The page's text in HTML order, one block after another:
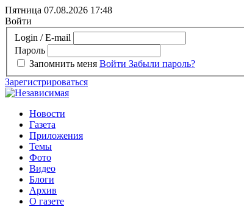
Пятница 07.08.2026 17:48
Войти
Login / E-mail
Пароль
Запомнить меня Войти Забыли пароль?
Зарегистрироваться
Новости
Газета
Приложения
Темы
Фото
Видео
Блоги
Архив
О газете